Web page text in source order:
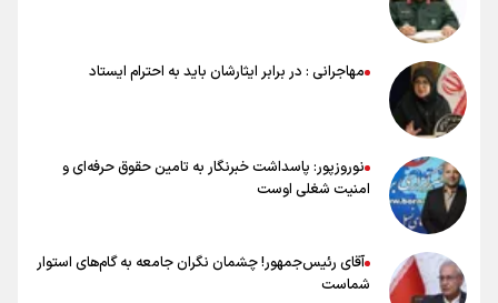
خلعتبری: جای دو سه نفر در جام جهانی خالی بود/ تیم ملی نیاز به تغییر
نسل دارد/ دوست دارم آرژانتین قهرمان شود
شاهرخی: اندازه داشته‌هایمان از بازار جام جهانی برداشت کردیم/ دودستی
سرنوشت صعود را به تیم‌های دیگر سپردیم
عالمی: جام جهانی از مرحله حذفی جان گرفت/ درباره شیوه بازی تیم ملی
نقد وجود دارد
مهاجرانی : در برابر ایثارشان باید به احترام ایستاد
نوروزپور: پاسداشت خبرنگار به تامین حقوق حرفه‌ای و
امنیت شغلی اوست
آقای رئیس‌جمهور! چشمان نگران جامعه به گام‌های استوار
شماست